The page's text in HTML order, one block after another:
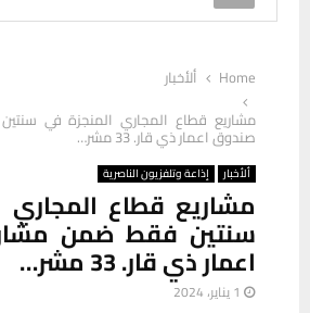
Home
ألأخبار
مشاريع قطاع المجاري المنجزة في
صندوق اعمار ذي قار. 33 مشر…
ألأخبار إذاعة وتلفزيون الناصرية
مشاريع قطاع المجاري
سنتين فقط ضمن
اعمار ذي قار. 33 مشر…
1 يناير، 2024